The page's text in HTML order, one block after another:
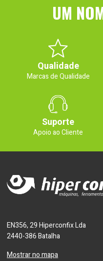
UM
Qualidade
Marcas de Qualidade
Suporte
Apoio ao Cliente
EN356, 29 Hiperconfix Lda
2440-386 Batalha
Mostrar no mapa